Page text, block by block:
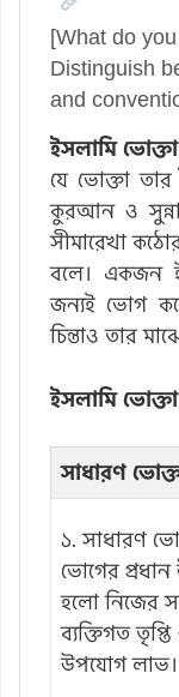
[What do
Distinguish
and
ইসলামি
যে ভোক্তা তার
কুরআন ও
সীমারেখা
বলে। একজন
জন্যই ভোগ
চিন্তাও তার
ইসলামি
সাধারণ
১. সাধারণ
ভোগের প্রধান
হলো নিজের
ব্যক্তিগত
উপযোগ লাভ।